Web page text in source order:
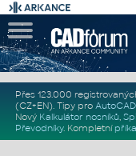
Přes 123.000
(CZ+EN). Tipy pro
Nový Kalkulátor nosníků,
Převodníky. Kompletní